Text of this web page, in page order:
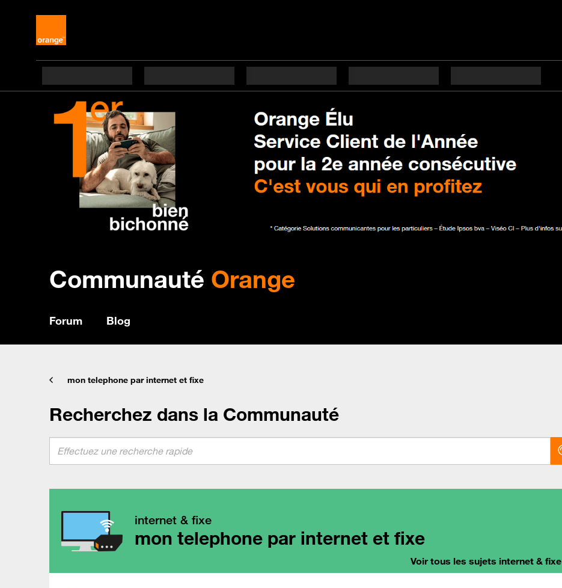
Communauté Orange
Forum Blog
mon telephone par internet et fixe
Recherchez dans la Communauté
internet & fixe
mon telephone par internet et fixe
Voir tous les sujets internet & fixe